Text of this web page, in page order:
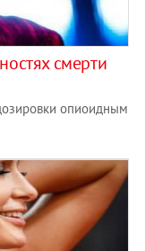
смерти
опиоидным